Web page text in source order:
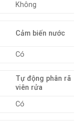
Không
Cảm biến nước
Có
Tự động phân rã
viên rửa
Có